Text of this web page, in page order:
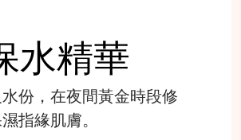
水精華
份，在夜間黃金時段修
指緣肌膚。